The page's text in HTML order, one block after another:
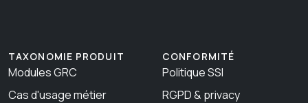
TAXONOMIE PRODUIT
Modules GRC
Cas d'usage métier
CONFORMITÉ
Politique SSI
RGPD & privacy